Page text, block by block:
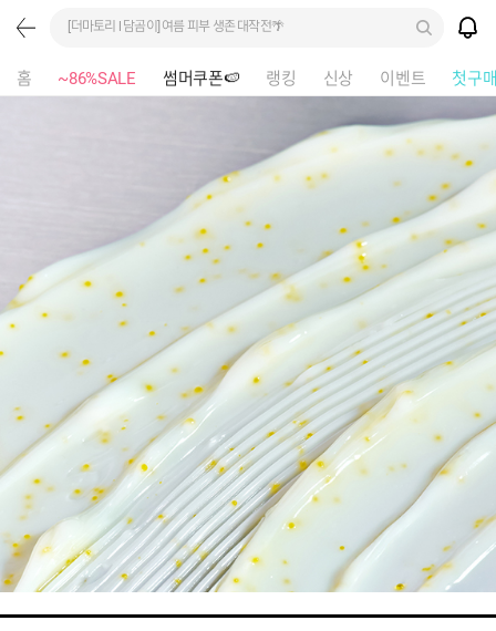
[더마토리 l 담곰이] 여름 피부 생존 대작전🌴
홈 ~86%SALE 썸머쿠폰🍉 랭킹 신상 이벤트 첫구